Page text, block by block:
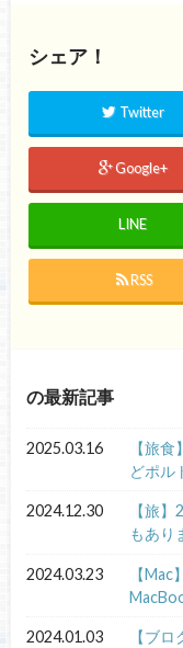
シェア！
Twitter
Google+
LINE
RSS
の最新記事
2025.03.16
【旅
どポル
2024.12.30
【旅
もあり
2024.03.23
【
2024.01.03 【ブ